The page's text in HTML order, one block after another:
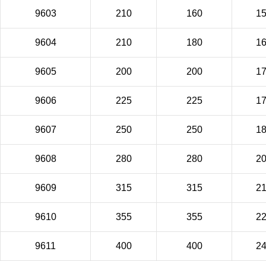
9603 210 160
9604 210 180
9605 200 200
9606 225 225
9607 250 250
9608 280 280
9609 315 315
9610 355 355
9611 400 400